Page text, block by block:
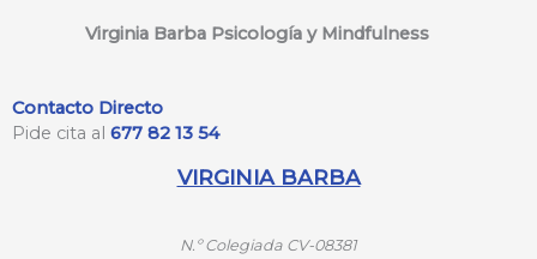
Virginia Barba Psicología y Mindfulness
Contacto Directo
Pide cita al 677 82 13 54
VIRGINIA BARBA
N.º Colegiada CV-08381